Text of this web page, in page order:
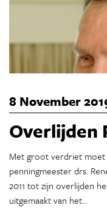
8 November
Overlijden
Met groot verdriet moet
penningmeester drs.
2011 tot zijn overlijden
uitgemaakt van het…